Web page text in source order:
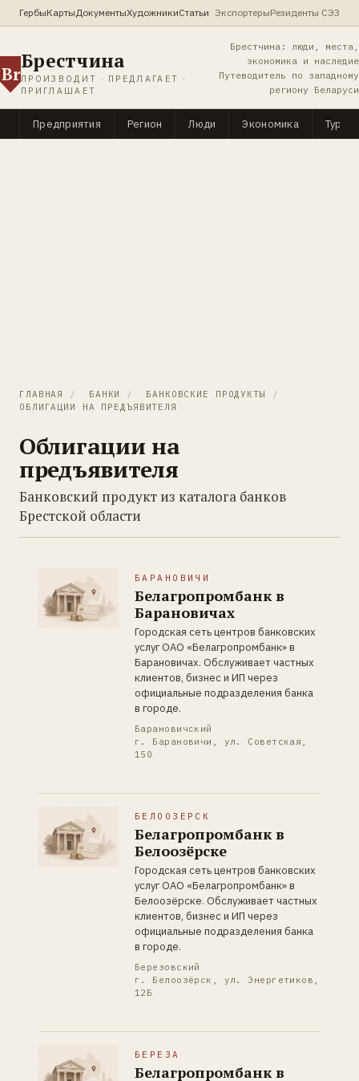
ГербыКартыДокументыХудожникиСтатьи ЭкспортерыРезиденты СЭЗ
Br
Брестчина
ПРОИЗВОДИТ · ПРЕДЛАГАЕТ ·
ПРИГЛАШАЕТ
Брестчина: люди, места,
экономика и наследие
Путеводитель по западному
региону Беларуси
Предприятия Регион Люди Экономика
ГЛАВНАЯ / БАНКИ / БАНКОВСКИЕ ПРОДУКТЫ
/
ОБЛИГАЦИИ НА ПРЕДЪЯВИТЕЛЯ
Облигации на
предъявителя
Банковский продукт из каталога банков
Брестской области
БАРАНОВИЧИ
Белагропромбанк в
Барановичах
Городская сеть центров банковских
услуг ОАО «Белагропромбанк» в
Барановичах. Обслуживает частных
клиентов, бизнес и ИП через
официальные подразделения банка
в городе.
Барановичский
г. Барановичи, ул. Советская,
150
БЕЛООЗЕРСК
Белагропромбанк в
Белоозёрске
Городская сеть центров банковских
услуг ОАО «Белагропромбанк» в
Белоозёрске. Обслуживает частных
клиентов, бизнес и ИП через
официальные подразделения банка
в городе.
Березовский
г. Белоозёрск, ул. Энергетиков,
12Б
БЕРЕЗА
Белагропромбанк в